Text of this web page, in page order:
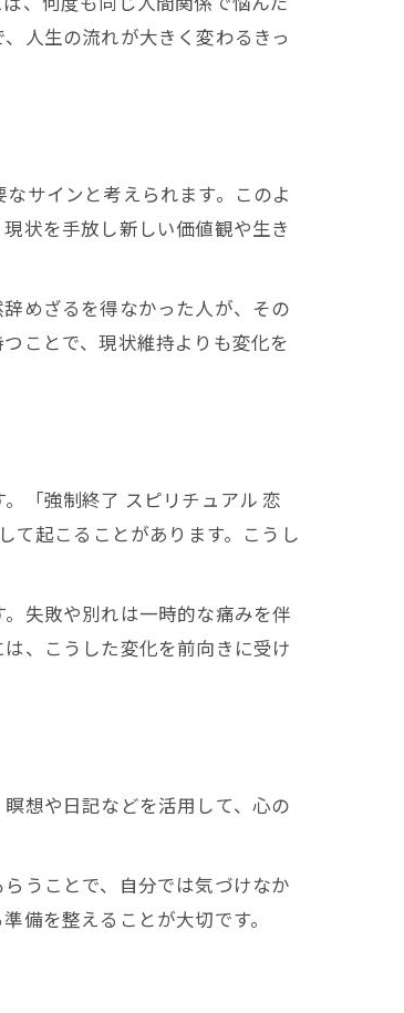
人生の流れが大きく変わるきっ
サインと考えられます。このよ
状を手放し新しい価値観や生き
めざるを得なかった人が、その
ことで、現状維持よりも変化を
「強制終了 スピリチュアル 恋
て起こることがあります。こうし
失敗や別れは一時的な痛みを伴
、こうした変化を前向きに受け
想や日記などを活用して、心の
うことで、自分では気づけなか
備を整えることが大切です。